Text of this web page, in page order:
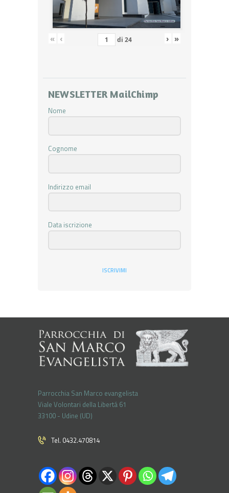
« ‹ di 24 › »
NEWSLETTER MailChimp
Nome
Cognome
Indirizzo email
Data iscrizione
ISCRIVIMI
Parrocchia San Marco evangelista
Viale Volontari della Libertá 61
33100 - Udine (UD)
Tel. 0432.470814